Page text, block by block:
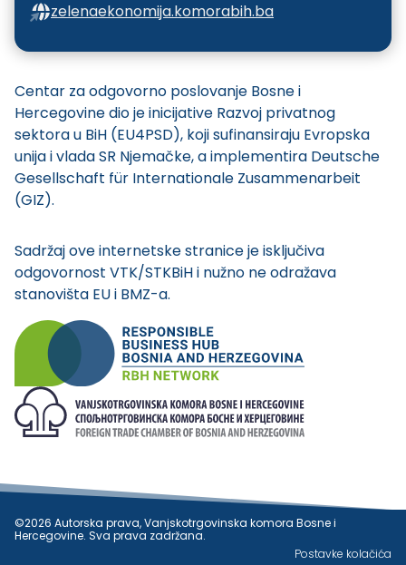
zelenaekonomija.komorabih.ba
Centar za odgovorno poslovanje Bosne i
Hercegovine dio je inicijative Razvoj privatnog
sektora u BiH (EU4PSD), koji sufinansiraju Evropska
unija i vlada SR Njemačke, a implementira Deutsche
Gesellschaft für Internationale Zusammenarbeit
(GIZ).
Sadržaj ove internetske stranice je isključiva
odgovornost VTK/STKBiH i nužno ne odražava
stanovišta EU i BMZ-a.
©2026 Autorska prava, Vanjskotrgovinska komora Bosne i
Hercegovine. Sva prava zadržana.
Postavke kolačića